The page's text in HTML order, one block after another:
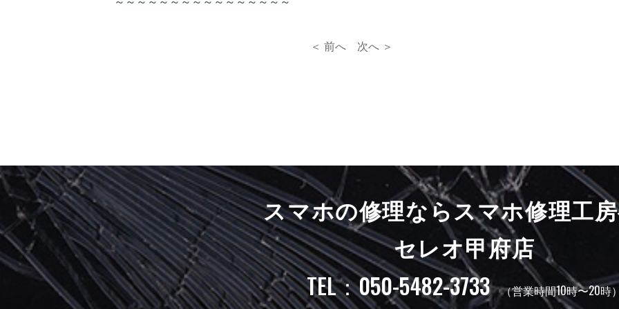
＜ 前へ 次へ ＞
スマホの修理ならスマホ修理工
セレオ甲府店
TEL：050-5482-3733 （営業時間10時〜20時